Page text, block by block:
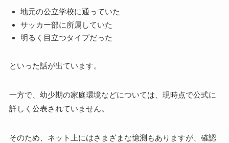
地元の公立学校に通っていた
サッカー部に所属していた
明るく目立つタイプだった
といった話が出ています。
一方で、幼少期の家庭環境などについては、現時点で公式に
詳しく公表されていません。
そのため、ネット上にはさまざまな憶測もありますが、確認